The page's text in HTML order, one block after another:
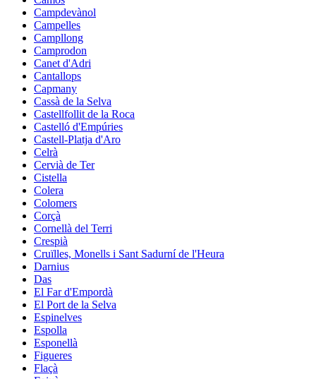
Campdevànol
Campelles
Campllong
Camprodon
Canet d'Adri
Cantallops
Capmany
Cassà de la Selva
Castellfollit de la Roca
Castelló d'Empúries
Castell-Platja d'Aro
Celrà
Cervià de Ter
Cistella
Colera
Colomers
Corçà
Cornellà del Terri
Crespià
Cruïlles, Monells i Sant Sadurní de l'Heura
Darnius
Das
El Far d'Empordà
El Port de la Selva
Espinelves
Espolla
Esponellà
Figueres
Flaçà